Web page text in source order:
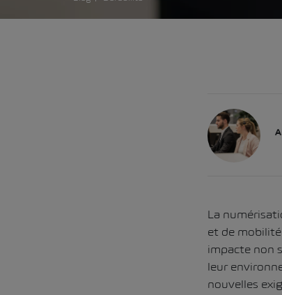
La
et de
impacte non
leur
nouvelles